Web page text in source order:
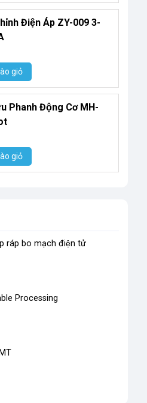
Điện Áp ZY-009 3-
giỏ
Phanh Động Cơ MH-
giỏ
ráp bo mạch điện tử
Processing